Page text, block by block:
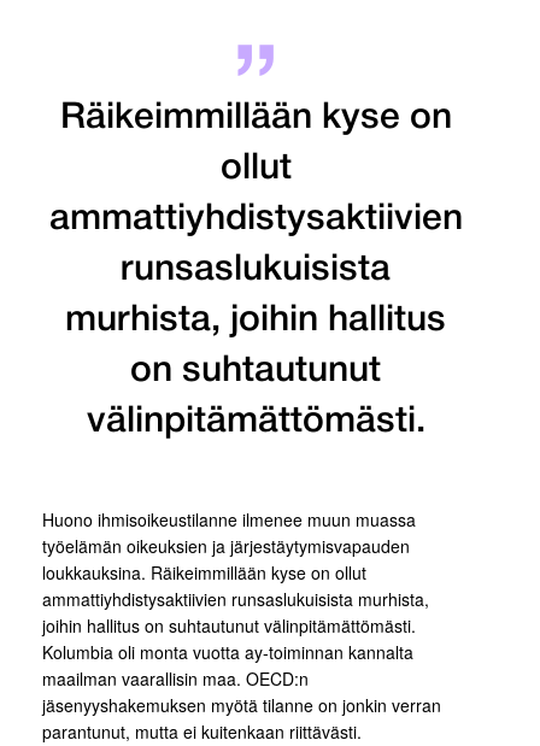
Räikeimmillään kyse on
ollut
ammattiyhdistysaktiivien
runsaslukuisista
murhista, joihin hallitus
on suhtautunut
välinpitämättömästi.
Huono ihmisoikeustilanne ilmenee muun muassa
työelämän oikeuksien ja järjestäytymisvapauden
loukkauksina. Räikeimmillään kyse on ollut
ammattiyhdistysaktiivien runsaslukuisista murhista,
joihin hallitus on suhtautunut välinpitämättömästi.
Kolumbia oli monta vuotta ay-toiminnan kannalta
maailman vaarallisin maa. OECD:n
jäsenyyshakemuksen myötä tilanne on jonkin verran
parantunut, mutta ei kuitenkaan riittävästi.